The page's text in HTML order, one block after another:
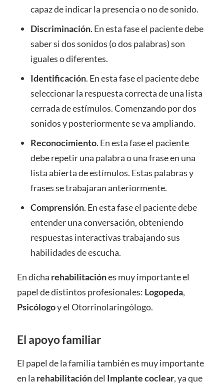
capaz de indicar la presencia o no de sonido.
Discriminación. En esta fase el paciente debe
saber si dos sonidos (o dos palabras) son
iguales o diferentes.
Identificación. En esta fase el paciente debe
seleccionar la respuesta correcta de una lista
cerrada de estímulos. Comenzando por dos
sonidos y posteriormente se va ampliando.
Reconocimiento. En esta fase el paciente
debe repetir una palabra o una frase en una
lista abierta de estímulos. Estas palabras y
frases se trabajaran anteriormente.
Comprensión. En esta fase el paciente debe
entender una conversación, obteniendo
respuestas interactivas trabajando sus
habilidades de escucha.
En dicha rehabilitaciónes muy importante el
papel de distintos profesionales: Logopeda,
Psicólogoy el Otorrinolaringólogo.
El apoyo familiar
El papel de la familia también es muy importante
en la rehabilitacióndel Implante coclear, ya que